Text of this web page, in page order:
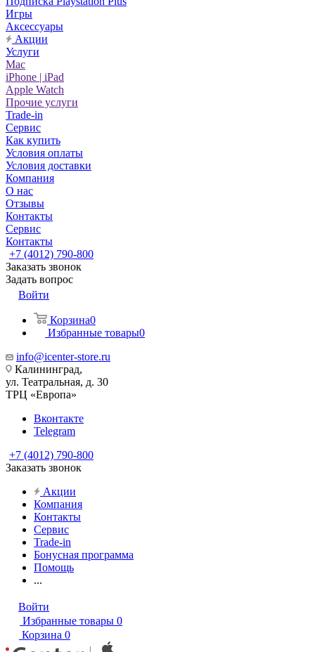
Игры
Аксессуары
Акции
Услуги
Mac
iPhone | iPad
Apple Watch
Прочие услуги
Trade-in
Сервис
Как купить
Условия оплаты
Условия доставки
Компания
О нас
Отзывы
Контакты
Сервис
Контакты
+7 (4012) 790-800
Заказать звонок
Задать вопрос
Войти
Корзина0
Избранные товары0
info@icenter-store.ru
Калининград,
ул. Театральная, д. 30
ТРЦ «Европа»
Вконтакте
Telegram
+7 (4012) 790-800
Заказать звонок
Акции
Компания
Контакты
Сервис
Trade-in
Бонусная программа
Помощь
...
Войти
Избранные товары 0
Корзина 0